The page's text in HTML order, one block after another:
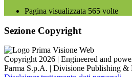
Pagina visualizzata 565 volte
Sezione Copyright
Copyright 2026 | Engineered and
Parma S.p.A. | Divisione Publishing &